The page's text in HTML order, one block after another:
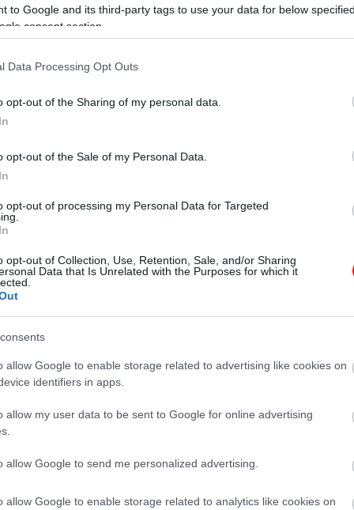
to Google and its third-party tags to use your data for below
consent section.
Data Processing Opt Outs
opt-out of the Sharing of my personal data.
opt-out of the Sale of my Personal Data.
opt-out of processing my Personal Data for Targeted
opt-out of Collection, Use, Retention, Sale, and/or Sharing
Data that Is Unrelated with the Purposes for which it
allow Google to enable storage related to advertising like cookies on
identifiers in apps.
allow my user data to be sent to Google for online advertising
allow Google to send me personalized advertising.
allow Google to enable storage related to analytics like cookies on
távoli bolygó körül a
végző csillagászokat.
(James Webb Space Telescope, JWST)
a világegyetemben, így a tudósok reményei
majd az univerzum keletkezése körüli kérdések
ugyanakkor a Naprendszeren kívüli élet
most pedig szállított is egy fontos felfedezést
a távcső segítségével egy megfigyelés során